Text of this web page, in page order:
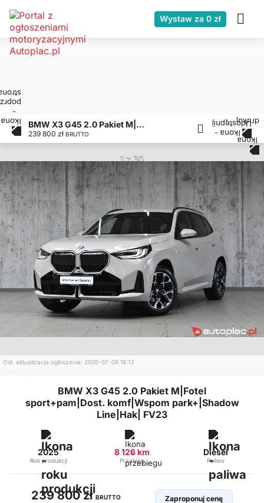
Wystaw za 0 zł
BMW X3 G45 2.0 Pakiet M|Fotel sport+pam|Dost. komf|Wspom park+|Shadow Line|Hak| FV23
239 800 zł BRUTTO
1 z 30
Ost. aktualizacja ogłoszenia: 2026-07-09 18:13
BMW X3 G45 2.0 Pakiet M|Fotel
sport+pam|Dost. komf|Wspom park+|Shadow
Line|Hak| FV23
2025
Rok produkcji
8 126 km
Przebieg
Diesel
Paliwo
239 800 złBRUTTO
Zaproponuj cenę